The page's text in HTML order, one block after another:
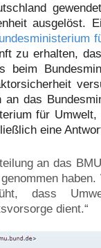
ausgelöst.
zu erhalten,
an das
für
eine
an das
haben.
dass
dient.“